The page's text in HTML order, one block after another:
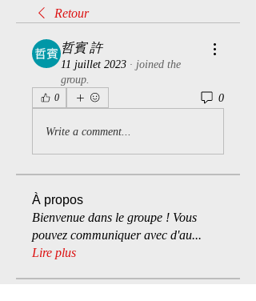
Retour
哲賓 許
11 juillet 2023 · joined the
group.
0 0
Write a comment...
À propos
Bienvenue dans le groupe ! Vous
pouvez communiquer avec d'au...
Lire plus